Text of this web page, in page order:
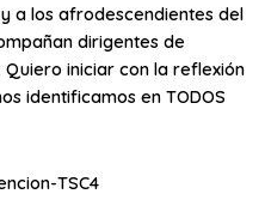
a los afrodescendientes del
dirigentes de
iniciar con la reflexión
identificamos en TODOS